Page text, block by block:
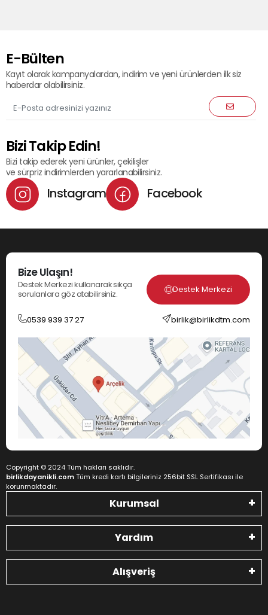
E-Bülten
Kayıt olarak kampanyalardan, indirim ve yeni ürünlerden ilk siz
haberdar olabilirsiniz.
Bizi Takip Edin!
Bizi takip ederek yeni ürünler, çekilişler
ve sürpriz indirimlerden yararlanabilirsiniz.
Instagram Facebook
Bize Ulaşın!
Destek Merkezi kullanarak sıkça
sorulanlara göz atabilirsiniz.
Destek Merkezi
0539 939 37 27 birlik@birlikdtm.com
Copyright © 2024 Tüm hakları saklıdır.
birlikdayanikli.comTüm kredi kartı bilgileriniz 256bit SSL Sertifikası ile
korunmaktadır.
Kurumsal
Yardım
Alışveriş